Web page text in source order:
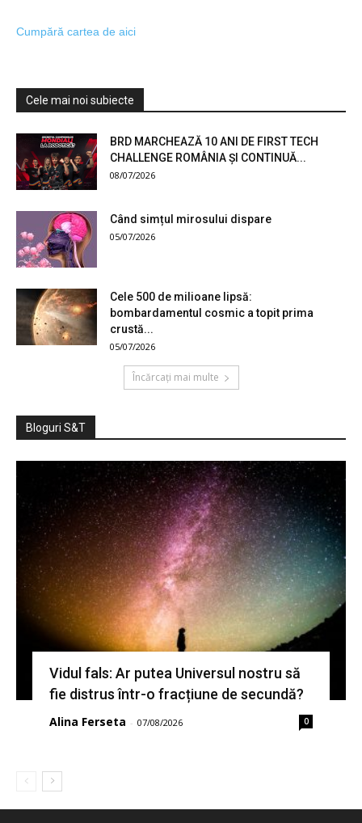
Cumpără cartea de aici
Cele mai noi subiecte
BRD MARCHEAZĂ 10 ANI DE FIRST TECH
CHALLENGE ROMÂNIA ȘI CONTINUĂ...
08/07/2026
Când simțul mirosului dispare
05/07/2026
Cele 500 de milioane lipsă:
bombardamentul cosmic a topit prima
crustă...
05/07/2026
Încărcați mai multe
Bloguri S&T
Vidul fals: Ar putea Universul nostru să
fie distrus într-o fracțiune de secundă?
Alina Ferseta - 07/08/2026 0